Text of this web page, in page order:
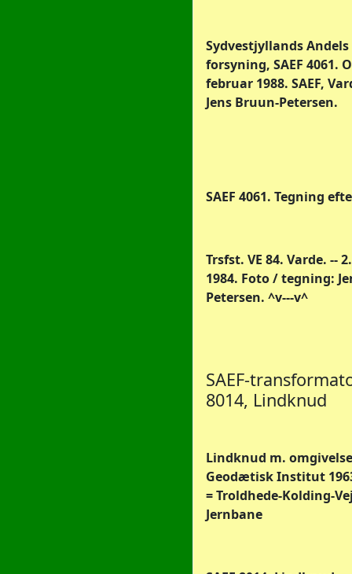
Sydvestjyllands Andels
forsyning, SAEF 4061.
februar 1988. SAEF,
Jens Bruun-Petersen.
SAEF 4061. Tegning
Trsfst. VE 84. Varde. --
1984. Foto / tegning:
Petersen. ^v---v^
SAEF-
8014, Lindknud
Lindknud m.
Geodætisk Institut
= Troldhede-Kolding-
Jernbane